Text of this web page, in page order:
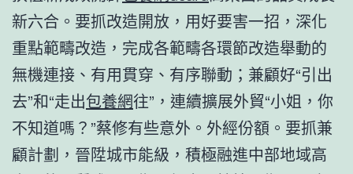
新六合。要抓改造開放，用好要害一招，深化
重點範疇改造，完成各範疇各環節改造舉動的
無機連接、有用貫穿、有序聯動；兼顧好“引出
去”和“走出包養網往”，連續擴展外貿“小姐，你
不知道嗎？”蔡修有些意外。外經份額。要抓兼
顧計劃，晉陞城市能級，積極融進中部地域高